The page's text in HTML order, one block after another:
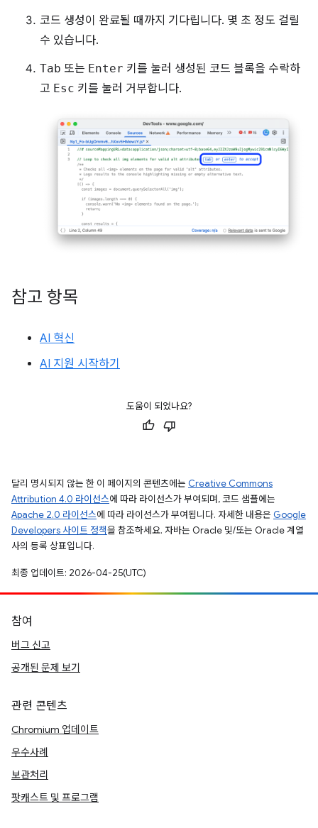
코드 생성이 완료될 때까지 기다립니다. 몇 초 정도 걸릴
수 있습니다.
Tab 또는 Enter 키를 눌러 생성된 코드 블록을 수락하
고 Esc 키를 눌러 거부합니다.
참고 항목
AI 혁신
AI 지원 시작하기
도움이 되었나요?
달리 명시되지 않는 한 이 페이지의 콘텐츠에는 Creative Commons
Attribution 4.0 라이선스에 따라 라이선스가 부여되며, 코드 샘플에는
Apache 2.0 라이선스에 따라 라이선스가 부여됩니다. 자세한 내용은 Google
Developers 사이트 정책을 참조하세요. 자바는 Oracle 및/또는 Oracle 계열
사의 등록 상표입니다.
최종 업데이트: 2026-04-25(UTC)
참여
버그 신고
공개된 문제 보기
관련 콘텐츠
Chromium 업데이트
우수사례
보관처리
팟캐스트 및 프로그램